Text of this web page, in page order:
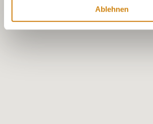
Ablehnen